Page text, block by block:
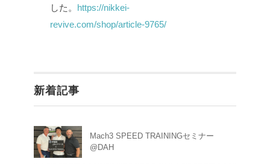
した。 https://nikkei-
revive.com/shop/article-9765/
新着記事
Mach3 SPEED TRAININGセミナー
@DAH